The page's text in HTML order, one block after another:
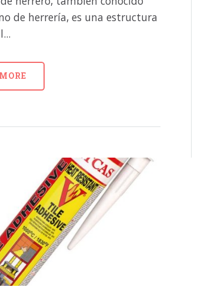
de herrería, es una estructura